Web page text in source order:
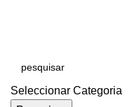
Seleccionar Categoria